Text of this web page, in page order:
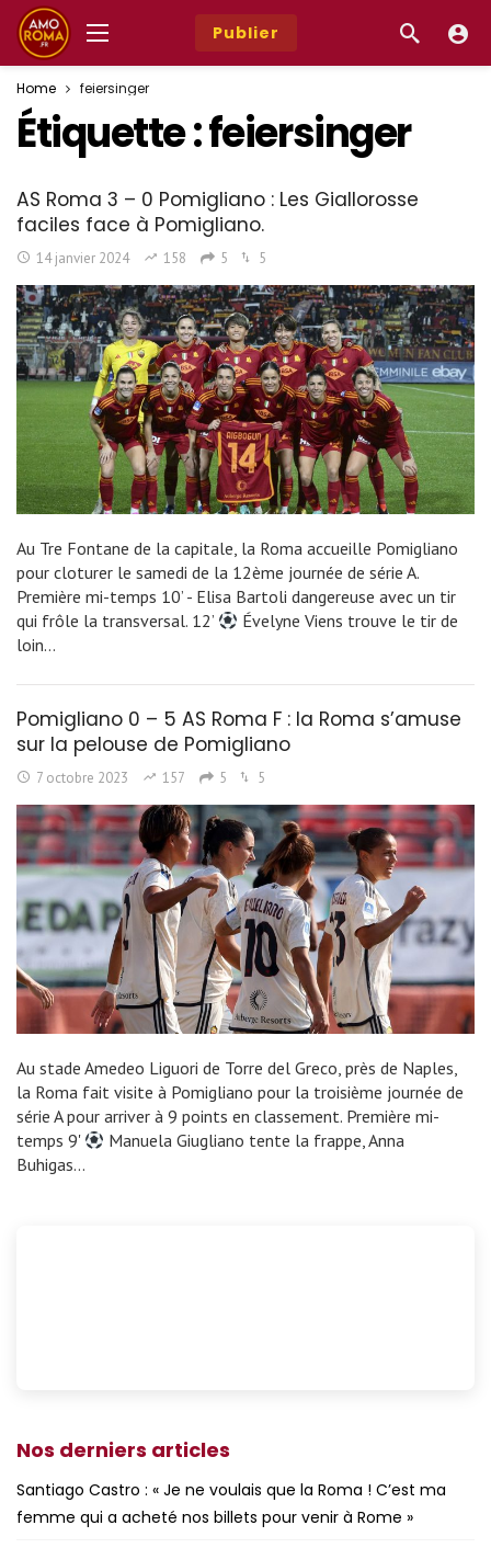
Publier
Home feiersinger
Étiquette :feiersinger
AS Roma 3 – 0 Pomigliano : Les Giallorosse
faciles face à Pomigliano.
14 janvier 2024 158 5 5
Au Tre Fontane de la capitale, la Roma accueille Pomigliano
pour cloturer le samedi de la 12ème journée de série A.
Première mi-temps 10’ - Elisa Bartoli dangereuse avec un tir
qui frôle la transversal. 12’
Évelyne Viens trouve le tir de
loin…
Pomigliano 0 – 5 AS Roma F : la Roma s’amuse
sur la pelouse de Pomigliano
7 octobre 2023 157 5 5
Au stade Amedeo Liguori de Torre del Greco, près de Naples,
la Roma fait visite à Pomigliano pour la troisième journée de
série A pour arriver à 9 points en classement. Première mi-
temps 9'
Manuela Giugliano tente la frappe, Anna
Buhigas…
Nos derniers articles
Santiago Castro : « Je ne voulais que la Roma ! C’est ma
femme qui a acheté nos billets pour venir à Rome »